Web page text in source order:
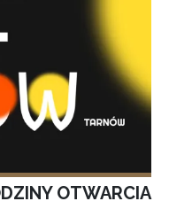
OTWARCIA